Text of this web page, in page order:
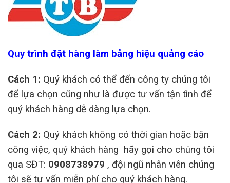
Quy trình đặt hàng làm bảng hiệu quảng cáo
Cách 1: Quý khách có thể đến công ty chúng tôi
để lựa chọn cũng như là được tư vấn tận tình để
quý khách hàng dễ dàng lựa chọn.
Cách 2: Quý khách không có thời gian hoặc bận
công việc, quý khách hàng hãy gọi cho chúng tôi
qua SĐT: 0908738979 , đội ngũ nhân viên chúng
tôi sẽ tư vấn miễn phí cho quý khách hàng.